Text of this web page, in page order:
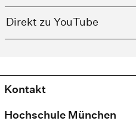
Direkt zu YouTube
Kontakt
Hochschule München